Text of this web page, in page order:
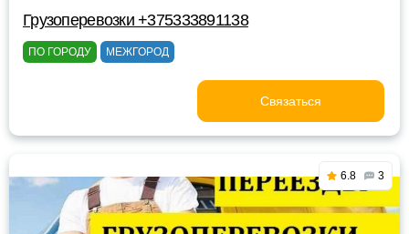
Грузоперевозки +375333891138
ПО ГОРОДУ МЕЖГОРОД
Связаться
6.8 3